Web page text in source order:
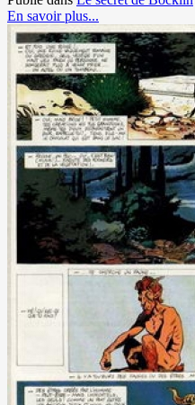
En savoir plus...